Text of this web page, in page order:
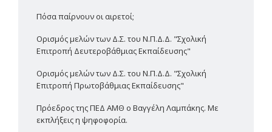
Πόσα παίρνουν οι αιρετοί;
Ορισμός μελών των Δ.Σ. του Ν.Π.Δ.Δ. "Σχολική
Επιτροπή Δευτεροβάθμιας Εκπαίδευσης"
Ορισμός μελών των Δ.Σ. του Ν.Π.Δ.Δ. "Σχολική
Επιτροπή Πρωτοβάθμιας Εκπαίδευσης"
Πρόεδρος της ΠΕΔ ΑΜΘ ο Βαγγέλη Λαμπάκης. Με
εκπλήξεις η ψηφοφορία.